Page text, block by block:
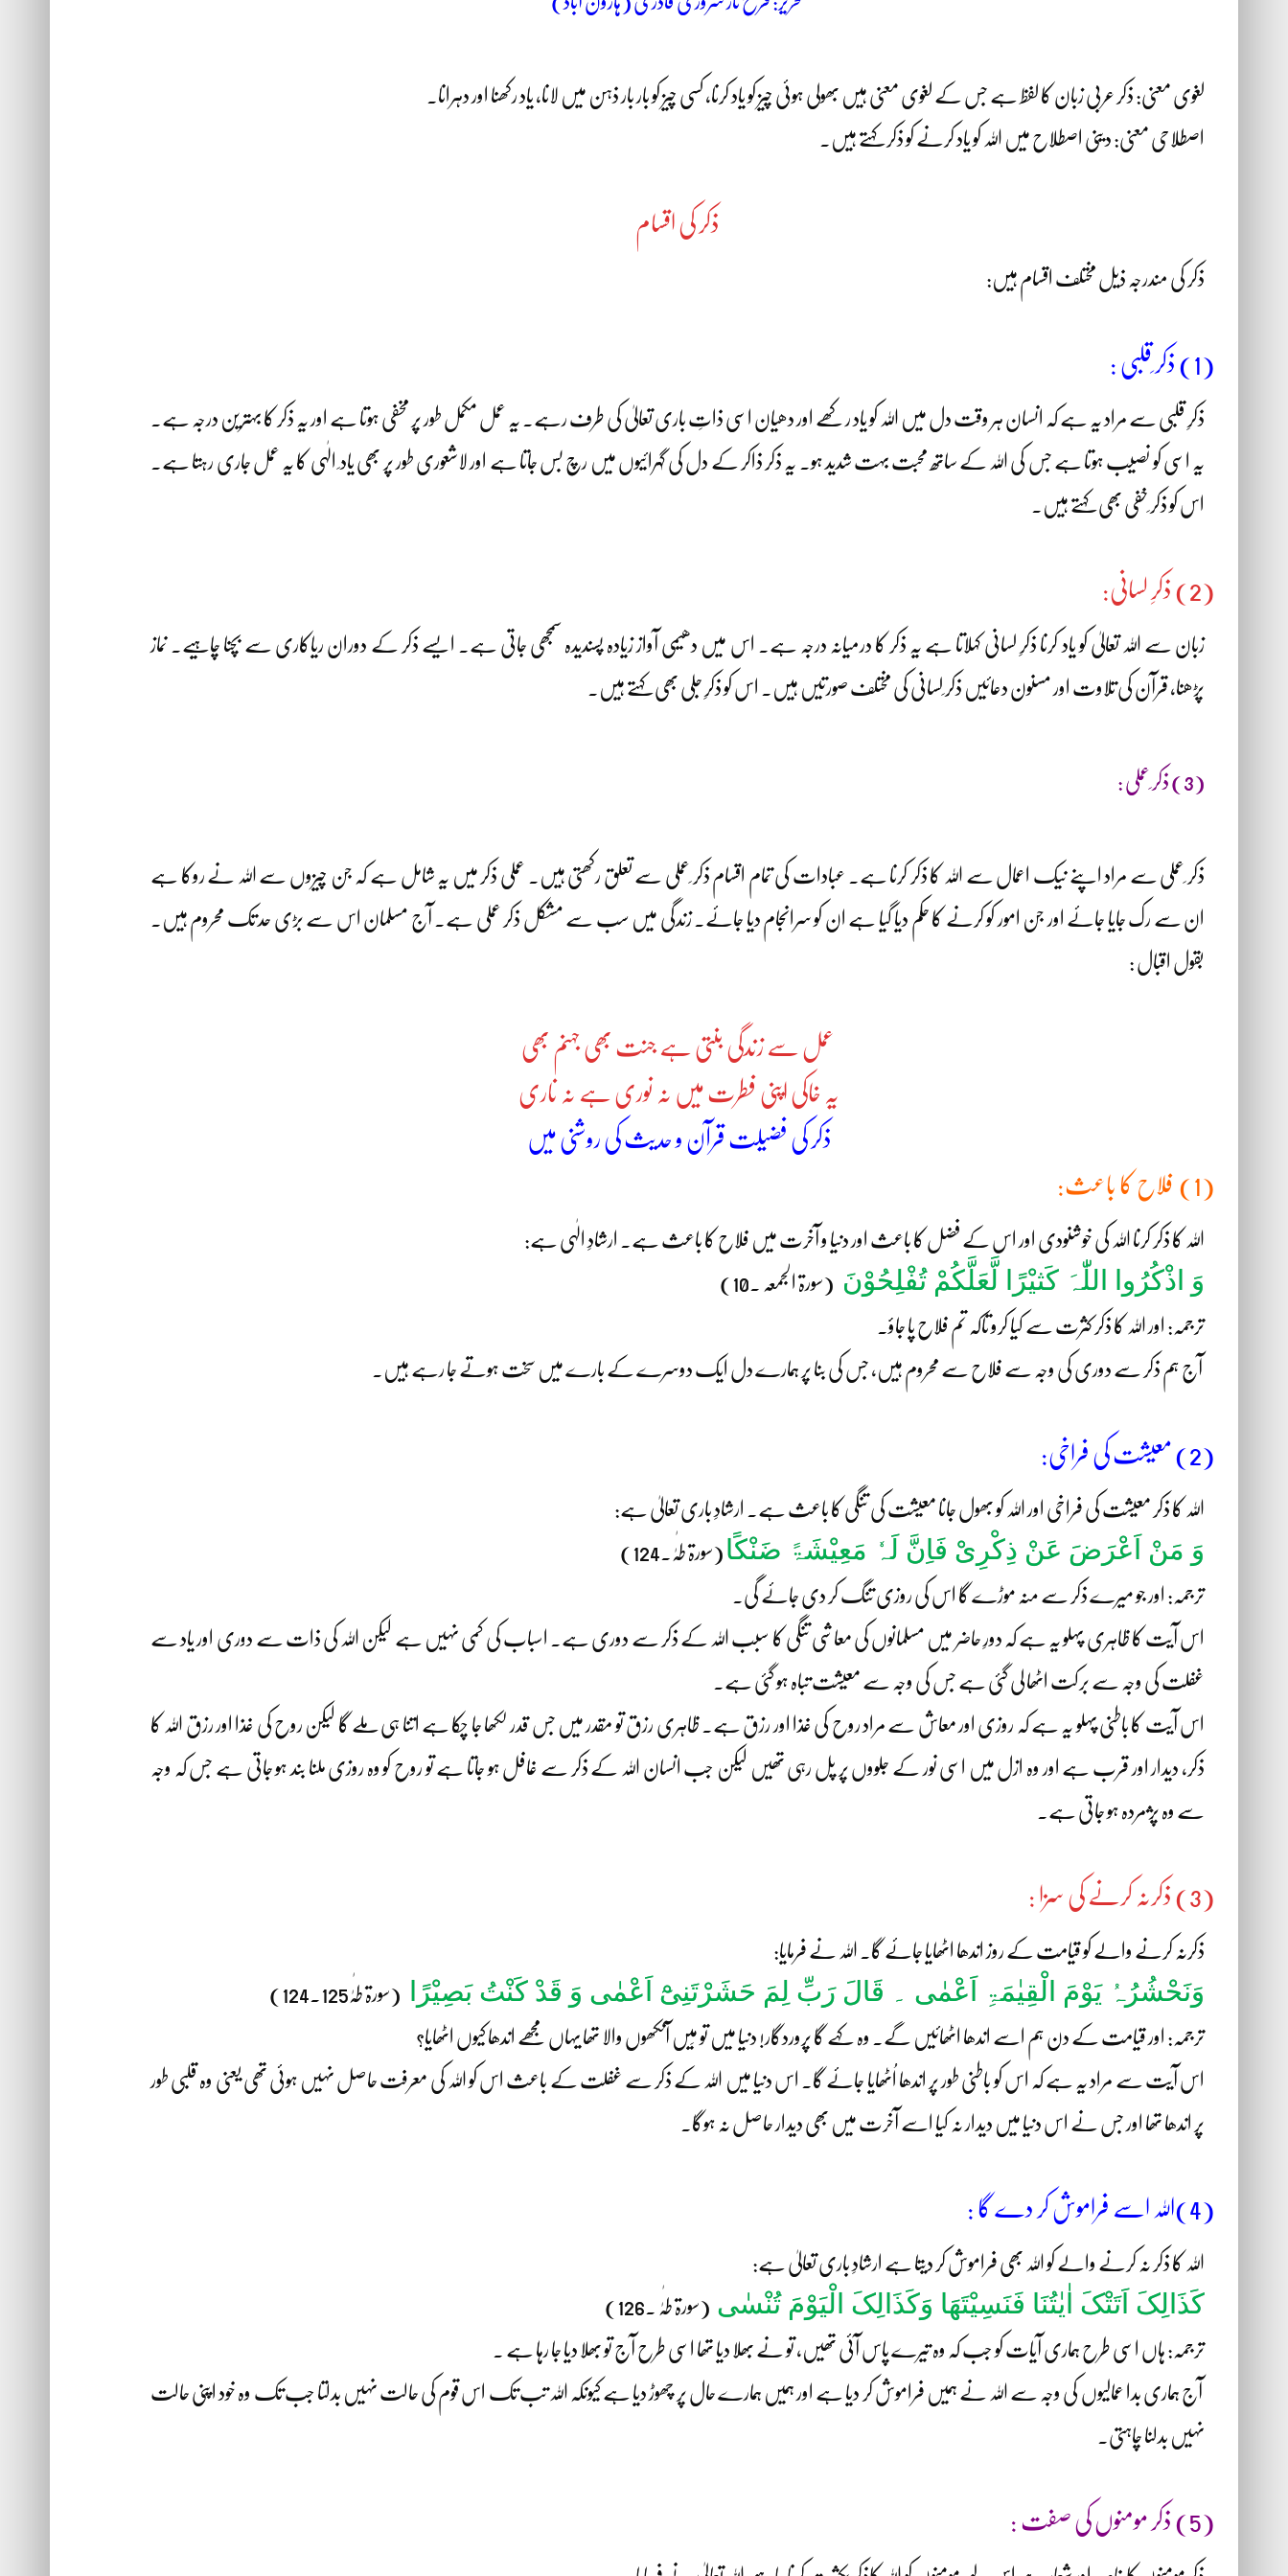
لغوی معنی: ذکر عربی زبان کا لفظ ہے جس کے لغوی معنی ہیں بھولی ہوئی چیز کو یاد کرنا، کسی چیز کو بار بار ذہن میں لانا، یاد رکھنا اور دہرانا۔
اصطلاحی معنی: دینی اصطلاح میں اللہ کو یاد کرنے کو ذکر کہتے ہیں۔
ذکر کی اقسام
ذکر کی مندرجہ ذیل مختلف اقسام ہیں:
(1) ذکر ِقلبی :
ذکرِ قلبی سے مراد یہ ہے کہ انسان ہر وقت دل میں اللہ کو یاد رکھے اور دھیان اسی ذاتِ باری تعالیٰ کی طرف رہے۔ یہ عمل مکمل طور پر مخفی ہوتا ہے اور یہ ذکر کا بہترین درجہ ہے۔
یہ اسی کو نصیب ہوتا ہے جس کی اللہ کے ساتھ محبت بہت شدید ہو۔ یہ ذکر ذاکر کے دل کی گہرائیوں میں رچ بس جاتا ہے اور لاشعوری طور پر بھی یاد ِ الٰہی کا یہ عمل جاری رہتا ہے۔
اس کو ذکر ِخفی بھی کہتے ہیں۔
(2) ذکرِ لسانی:
زبان سے اللہ تعالیٰ کو یاد کرنا ذکرِ لسانی کہلاتا ہے یہ ذکر کا درمیانہ درجہ ہے۔ اس میں دھیمی آواز زیادہ پسندیدہ سمجھی جاتی ہے۔ ایسے ذکر کے دوران ریاکاری سے بچنا چاہیے۔ نماز
پڑھنا، قرآن کی تلاوت اور مسنون دعائیں ذکر ِلسانی کی مختلف صورتیں ہیں۔ اس کو ذکرِ جلی بھی کہتے ہیں۔
(3) ذکر ِعملی :
ذکر ِعملی سے مراد اپنے نیک اعمال سے اللہ کا ذکر کرنا ہے۔ عبادات کی تمام اقسام ذکر ِعملی سے تعلق رکھتی ہیں۔ عملی ذکر میں یہ شامل ہے کہ جن چیزوں سے اللہ نے روکا ہے
ان سے رک جایا جائے اور جن امور کو کرنے کا حکم دیا گیا ہے ان کو سرانجام دیا جائے۔ زندگی میں سب سے مشکل ذکر عملی ہے۔ آج مسلمان اس سے بڑی حد تک محروم ہیں۔
بقول اقبال :
عمل سے زندگی بنتی ہے جنت بھی جہنم بھی
یہ خاکی اپنی فطرت میں نہ نوری ہے نہ ناری
ذکر کی فضیلت قرآن و حدیث کی روشنی میں
(1) فلاح کا باعث:
اللہ کا ذکر کرنا اللہ کی خوشنودی اور اس کے فضل کا باعث اور دنیا و آخرت میں فلاح کا باعث ہے۔ ارشادِ الٰہی ہے:
وَ اذْکُرُوا اللّٰہَ کَثیْرًا لَّعَلَّکُمْ تُفْلِحُوْنَ (سورۃ الجمعہ ۔10)
ترجمہ: اور اللہ کا ذکر کثرت سے کیا کرو تاکہ تم فلاح پا جاؤ۔
آج ہم ذکر سے دوری کی وجہ سے فلاح سے محروم ہیں، جس کی بنا پر ہمارے دل ایک دوسرے کے بارے میں سخت ہوتے جا رہے ہیں۔
(2) معیشت کی فراخی:
اللہ کا ذکر معیشت کی فراخی اور اللہ کو بھول جانا معیشت کی تنگی کا باعث ہے۔ ارشادِ باری تعالیٰ ہے:
وَ مَنْ اَعْرَضَ عَنْ ذِکْرِیْ فَاِنَّ لَہٗ مَعِیْشَۃً ضَنْکًا (سورۃ طٰہٰ۔124)
ترجمہ: اور جو میرے ذکر سے منہ موڑے گا اس کی روزی تنگ کر دی جائے گی۔
اس آیت کا ظاہری پہلو یہ ہے کہ دورِ حاضر میں مسلمانوں کی معاشی تنگی کا سبب اللہ کے ذکر سے دوری ہے۔ اسباب کی کمی نہیں ہے لیکن اللہ کی ذات سے دوری اور یاد سے
غفلت کی وجہ سے برکت اٹھا لی گئی ہے جس کی وجہ سے معیشت تباہ ہو گئی ہے۔
اس آیت کا باطنی پہلو یہ ہے کہ روزی اور معاش سے مراد روح کی غذا اور رزق ہے۔ ظاہری رزق تو مقدر میں جس قدر لکھا جا چکا ہے اتنا ہی ملے گا لیکن روح کی غذا اور رزق اللہ کا
ذکر، دیدار اور قرب ہے اور وہ ازل میں اسی نور کے جلووں پر پل رہی تھیں لیکن جب انسان اللہ کے ذکر سے غافل ہو جاتا ہے تو روح کو وہ روزی ملنا بند ہو جاتی ہے جس کہ وجہ
سے وہ پژمردہ ہو جاتی ہے۔
(3) ذکرنہ کرنے کی سزا :
ذکرنہ کرنے والے کو قیامت کے روز اندھا اٹھایا جائے گا۔ اللہ نے فرمایا:
وَنَحْشُرُہُ یَوْمَ الْقِیٰمَۃِ اَعْمٰی ۔ قَالَ رَبِّ لِمَ حَشَرْتَنِیْٓ اَعْمٰی وَ قَدْ کَنْتُ بَصِیْرًا (سورۃ طٰہٰ125۔124)
ترجمہ: اور قیامت کے دن ہم اسے اندھا اٹھائیں گے۔ وہ کہے گا پروردگار! دنیا میں تو مَیں آنکھوں والا تھا یہاں مجھے اندھا کیوں اٹھایا؟
اس آیت سے مراد یہ ہے کہ اس کو باطنی طور پر اندھا اُٹھایا جائے گا۔ اس دنیا میں اللہ کے ذکر سے غفلت کے باعث اس کو اللہ کی معرفت حاصل نہیں ہوئی تھی یعنی وہ قلبی طور
پر اندھا تھا اور جس نے اس دنیا میں دیدار نہ کیا اسے آخرت میں بھی دیدار حاصل نہ ہوگا۔
(4)اللہ اسے فراموش کر دے گا :
اللہ کا ذکر نہ کرنے والے کو اللہ بھی فراموش کر دیتا ہے ارشادِ باری تعالیٰ ہے:
کَذَالِکَ اَتَتْکَ اٰیٰتُنَا فَنَسِیْتَھَا وَکَذَالِکَ الْیَوْمَ تُنْسٰی (سورۃ طٰہٰ ۔126)
ترجمہ: ہاں اسی طرح ہماری آیات کو جب کہ وہ تیرے پاس آئی تھیں، تو نے بھلا دیا تھا اسی طرح آج تو بھلا دیا جا رہا ہے ۔
آج ہماری بدا عمالیوں کی وجہ سے اللہ نے ہمیں فراموش کر دیا ہے اور ہمیں ہمارے حال پر چھوڑ دیا ہے کیونکہ اللہ تب تک اس قوم کی حالت نہیں بدلتا جب تک وہ خود اپنی حالت
نہیں بدلنا چاہتی۔
(5) ذکر مومنوں کی صفت :